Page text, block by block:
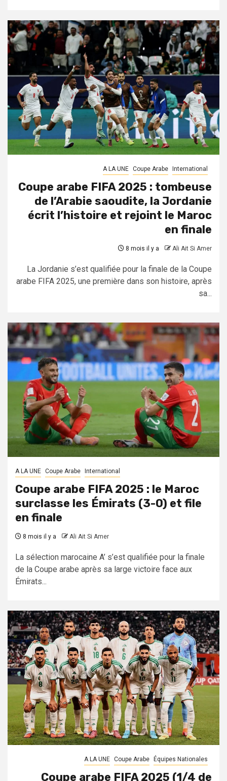
A LA UNE Coupe Arabe International
Coupe arabe FIFA 2025 : tombeuse
de l’Arabie saoudite, la Jordanie
écrit l’histoire et rejoint le Maroc
en finale
8 mois il y a Ali Ait Si Amer
La Jordanie s’est qualifiée pour la finale de la Coupe
arabe FIFA 2025, une première dans son histoire, après
sa...
A LA UNE Coupe Arabe International
Coupe arabe FIFA 2025 : le Maroc
surclasse les Émirats (3-0) et file
en finale
8 mois il y a Ali Ait Si Amer
La sélection marocaine A’ s’est qualifiée pour la finale
de la Coupe arabe après sa large victoire face aux
Émirats...
A LA UNE Coupe Arabe Équipes Nationales
Coupe arabe FIFA 2025 (1/4 de